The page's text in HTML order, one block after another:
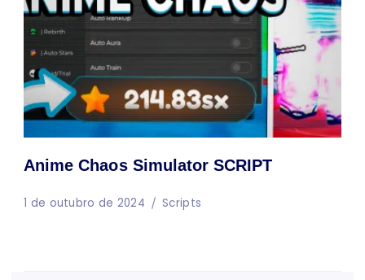
Anime Chaos Simulator SCRIPT
1 de outubro de 2024 Scripts